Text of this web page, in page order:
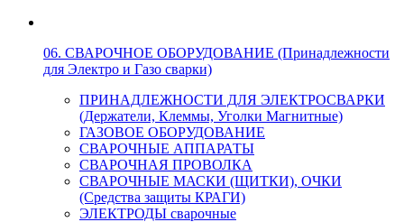
06. СВАРОЧНОЕ ОБОРУДОВАНИЕ (Принадлежности
для Электро и Газо сварки)
ПРИНАДЛЕЖНОСТИ ДЛЯ ЭЛЕКТРОСВАРКИ
(Держатели, Клеммы, Уголки Магнитные)
ГАЗОВОЕ ОБОРУДОВАНИЕ
СВАРОЧНЫЕ АППАРАТЫ
СВАРОЧНАЯ ПРОВОЛКА
СВАРОЧНЫЕ МАСКИ (ЩИТКИ), ОЧКИ
(Средства защиты КРАГИ)
ЭЛЕКТРОДЫ сварочные